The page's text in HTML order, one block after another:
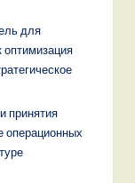
для
оптимизация
принятия
операционных